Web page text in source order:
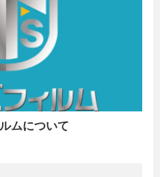
ムについて